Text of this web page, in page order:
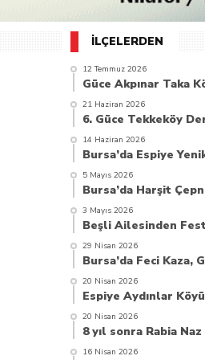
İLÇELERDEN
12 Temmuz 2026
21 Haziran 2026
14 Haziran 2026
5 Mayıs 2026
3 Mayıs 2026
29 Nisan 2026
20 Nisan 2026
20 Nisan 2026
16 Nisan 2026